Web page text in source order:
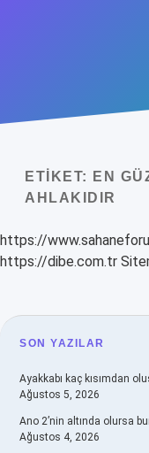
Yasal Uyarı
Hakkımızda
ETIKET:
EN
AHLAKIDIR
https://
https://dibe.com.tr
SON YAZILAR
Ayakkabı kaç kısımdan
Ağustos 5, 2026
Ano 2’nin altında olursa
Ağustos 4, 2026